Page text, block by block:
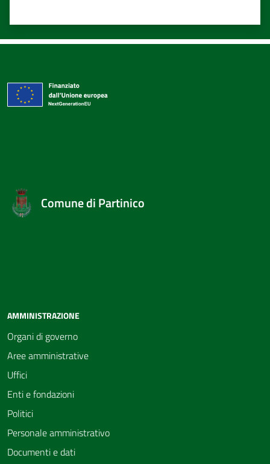
Comune di Partinico
AMMINISTRAZIONE
Organi di governo
Aree amministrative
Uffici
Enti e fondazioni
Politici
Personale amministrativo
Documenti e dati